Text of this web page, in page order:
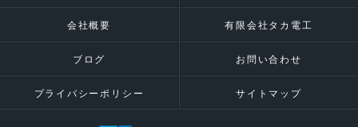
会社概要 有限会社タカ電工
ブログ お問い合わせ
プライバシーポリシー サイトマップ